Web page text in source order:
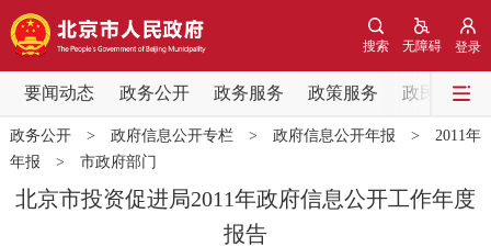
登录
无障碍
搜索
要闻动态 政务公开 政务服务 政策服务 政民互动
要闻动态
党中央精神 国务院信息 中央部委动态
北京要闻 会议信息 部门动态
政务公开> 政府信息公开专栏> 政府信息公开年报 > 2011年
年报 > 市政府部门
北京市投资促进局2011年政府信息公开工作年度
报告